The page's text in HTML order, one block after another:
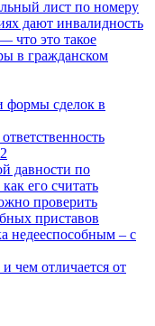
лист по номеру
дают инвалидность
что это такое
в гражданском
формы сделок в
давности по
его считать
проверить
приставов
недееспособным – с
чем отличается от